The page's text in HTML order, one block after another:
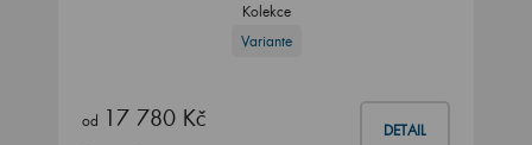
Kolekce
Variante
od 17 780 Kč DETAIL